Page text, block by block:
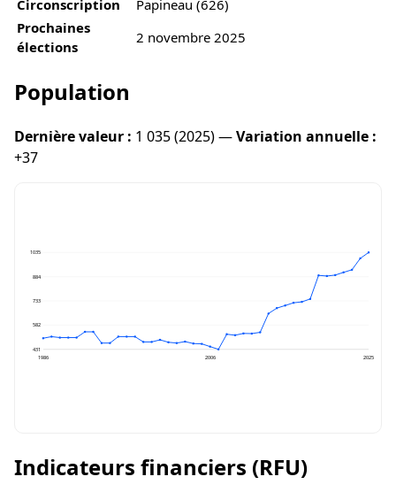
Circonscription
Papineau (626)
Prochaines
élections
2 novembre 2025
Population
Dernière valeur : 1 035 (2025) —Variation annuelle :
+37
1035
884
733
582
431
1986
2006 2025
Indicateurs financiers (RFU)